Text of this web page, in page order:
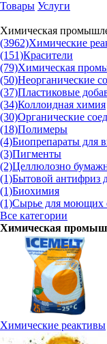
Товары Услуги
Химическая
(3962)Химические
(151)Красители
(79)Химическая
(50)Неорганические
(37)Пластиковые
(34)Коллоидная химия
(30)Органические
(18)Полимеры
(4)Биопрепараты для
(3)Пигменты
(2)Целлюлозно
(1)Бытовой антифриз
(1)Биохимия
(1)Сырье для моющих
Все категории
Химическая
Химические реактивы